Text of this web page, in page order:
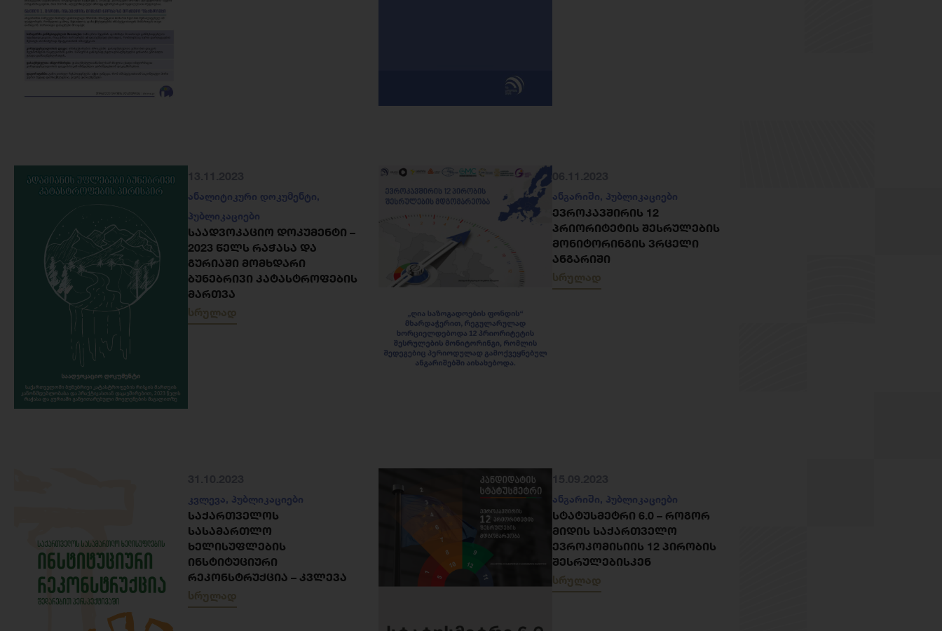
ანალიტიკური დოკუმენტი,
პუბლიკაციები
ᲡᲐᲐᲓᲕᲝᲙᲐᲪᲘᲝ ᲓᲝᲙᲣᲛᲔᲜᲢᲘ –
2023 ᲬᲔᲚᲡ ᲠᲐᲭᲐᲡᲐ ᲓᲐ
ᲒᲣᲠᲘᲐᲨᲘ ᲛᲝᲛᲮᲓᲐᲠᲘ
ᲑᲣᲜᲔᲑᲠᲘᲕᲘ ᲙᲐᲢᲐᲡᲢᲠᲝᲤᲔᲑᲘᲡ
ᲛᲐᲠᲗᲕᲐ
სრულად
ანგარიში, პუბლიკაციები
ᲔᲕᲠᲝᲙᲐᲕᲨᲘᲠᲘᲡ 12
ᲞᲠᲘᲝᲠᲘᲢᲔᲢᲘᲡ ᲨᲔᲡᲠᲣᲚᲔᲑᲘᲡ
ᲛᲝᲜᲘᲢᲝᲠᲘᲜᲒᲘᲡ ᲕᲠᲪᲔᲚᲘ
ᲐᲜᲒᲐᲠᲘᲨᲘ
სრულად
კვლევა, პუბლიკაციები
ᲡᲐᲥᲐᲠᲗᲕᲔᲚᲝᲡ
ᲡᲐᲡᲐᲛᲐᲠᲗᲚᲝ
ᲮᲔᲚᲘᲡᲣᲤᲚᲔᲑᲘᲡ
ᲘᲜᲡᲢᲘᲢᲣᲪᲘᲣᲠᲘ
ᲠᲔᲙᲝᲜᲡᲢᲠᲣᲥᲪᲘᲐ – ᲙᲕᲚᲔᲕᲐ
სრულად
ანგარიში, პუბლიკაციები
ᲡᲢᲐᲢᲣᲡᲛᲔᲢᲠᲘ 6.0 – ᲠᲝᲒᲝᲠ
ᲛᲘᲓᲘᲡ ᲡᲐᲥᲐᲠᲗᲕᲔᲚᲝ
ᲔᲕᲠᲝᲙᲝᲛᲘᲡᲘᲘᲡ 12 ᲞᲘᲠᲝᲑᲘᲡ
ᲨᲔᲡᲠᲣᲚᲔᲑᲘᲡᲙᲔᲜ
სრულად